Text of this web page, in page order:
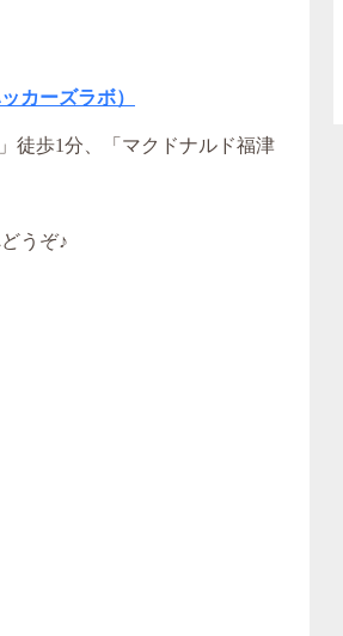
カーズラボ）
徒歩1分、「マクドナルド福津
うぞ♪